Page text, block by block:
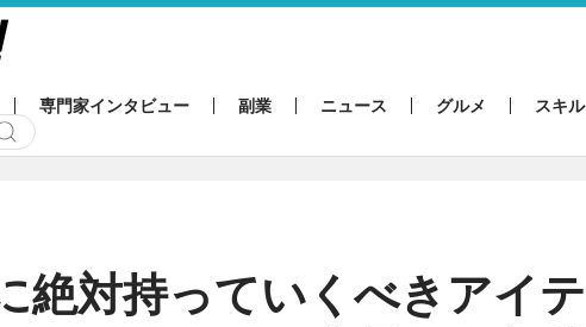
専門家インタビュー 副業 ニュース グルメ スキル
絶対持っていくべきアイテ